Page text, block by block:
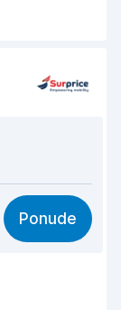
8,5
8,2
Ponude